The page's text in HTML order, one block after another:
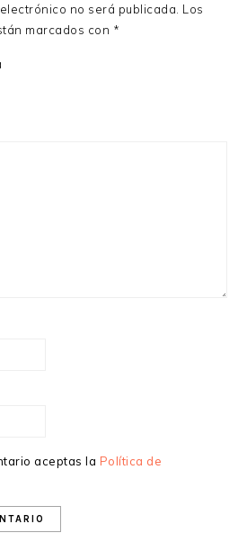
no será publicada. Los
marcados con *
aceptas la Política de